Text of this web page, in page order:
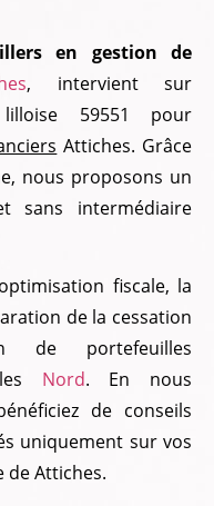
en gestion de
, intervient sur
59551 pour
Attiches. Grâce
nous proposons un
sans intermédiaire
fiscale, la
de la cessation
de portefeuilles
Nord. En nous
de conseils
uniquement sur vos
Attiches.